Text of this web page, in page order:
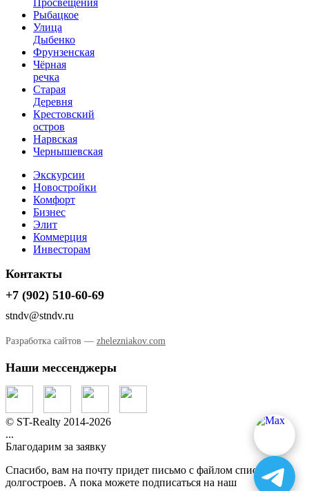
Просвещения
Рыбацкое
Улица
Дыбенко
Фрунзенская
Чёрная
речка
Старая
Деревня
Крестовский
остров
Нарвская
Чернышевская
Экскурсии
Новостройки
Комфорт
Бизнес
Элит
Коммерция
Инвесторам
Контакты
+7 (902) 510-60-69
stndv@stndv.ru
Разработка сайтов — zhelezniakov.com
Наши мессенджеры
© ST-Realty 2014-2026
...
Благодарим за заявку
Спасибо, вам на почту придет письмо с файлом списка
долгостроев. А пока можете подписаться на наш